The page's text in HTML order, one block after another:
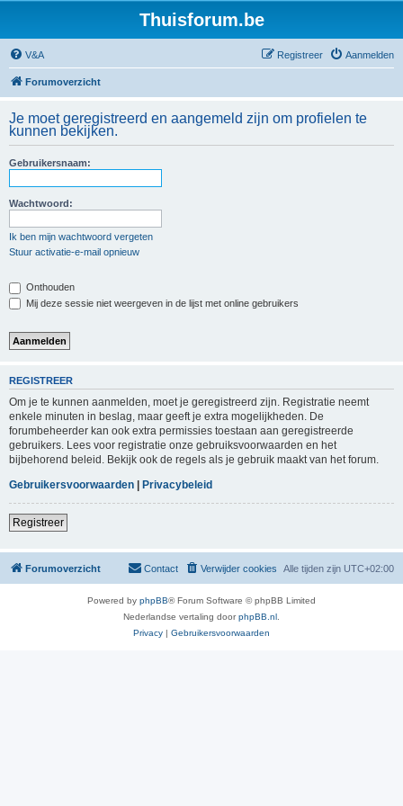
Thuisforum.be
V&A Aanmelden
Registreer
Forumoverzicht
Je moet geregistreerd en aangemeld zijn om profielen te
kunnen bekijken.
Gebruikersnaam:
Wachtwoord:
Ik ben mijn wachtwoord vergeten
Stuur activatie-e-mail opnieuw
Onthouden
Mij deze sessie niet weergeven in de lijst met online gebruikers
REGISTREER
Om je te kunnen aanmelden, moet je geregistreerd zijn. Registratie neemt
enkele minuten in beslag, maar geeft je extra mogelijkheden. De
forumbeheerder kan ook extra permissies toestaan aan geregistreerde
gebruikers. Lees voor registratie onze gebruiksvoorwaarden en het
bijbehorend beleid. Bekijk ook de regels als je gebruik maakt van het forum.
Gebruikersvoorwaarden | Privacybeleid
Registreer
Forumoverzicht Alle tijden zijn UTC+02:00
Verwijder cookies
Contact
Powered by phpBB® Forum Software © phpBB Limited
Nederlandse vertaling doorphpBB.nl
Privacy | Gebruikersvoorwaarden